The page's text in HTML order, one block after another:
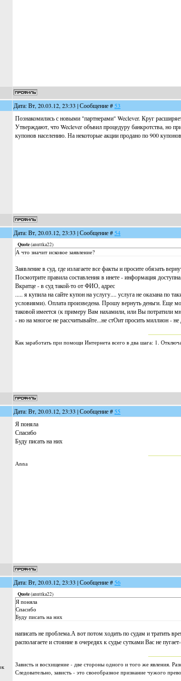
Дата: Вт, 20.03.12, 23:33 | Сообщение # 53
Познакомились с новыми "партнерами" Weclever. Круг
Утверждают, что Weclever объвил процедуру банкротства, но
купонов населению. На некоторые акции продано по 900
Дата: Вт, 20.03.12, 23:33 | Сообщение # 54
Quote(anuttka22)
А что значит исковое заявление?
Заявление в суд, где излагаете все факты и просите обязать
Посмотрите правила составления в инете - информация доступна.
Вкратце - в суд такой-то от ФИО, адрес
..... я купила на сайте купон на услугу.... услуга не оказана по
условиями). Оплата произведена. Прошу вернуть деньги. Еще
таковой имеется (к примеру Вам нахамили, или Вы потратили
- но на многое не рассчитывайте...не стОит просить миллион - не
Как заработать при помощи Интернета всего в два шага: 1.
Дата: Вт, 20.03.12, 23:33 | Сообщение # 55
Я поняла
Спасибо
Буду писать на них
Anna
Дата: Вт, 20.03.12, 23:33 | Сообщение # 56
Quote(anuttka22)
Я поняла
Спасибо
Буду писать на них
написать не проблема.А вот потом ходить по судам и тратить
располагаете и стояние в очередях к судье сутками Вас не
Зависть и восхищение - две стороны одного и того же явления.
Следовательно, зависть - это своеобразное признание чужого